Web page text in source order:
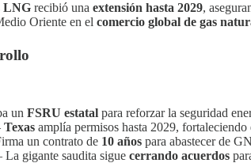
LNG recibió una extensión hasta 2029,
Oriente en el comercio global de gas
un FSRU estatal para reforzar la seguridad
Texas amplía permisos hasta 2029,
un contrato de 10 años para abastecer de
La gigante saudita sigue cerrando acuerdos